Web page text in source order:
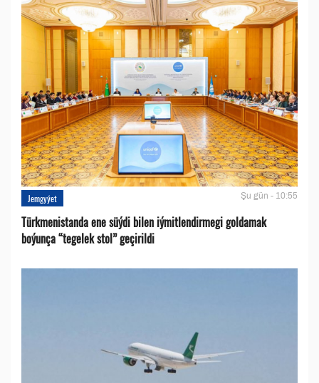
Jemgyýet Şu gün - 10:55
Türkmenistanda ene süýdi bilen iýmitlendirmegi goldamak
boýunça “tegelek stol” geçirildi